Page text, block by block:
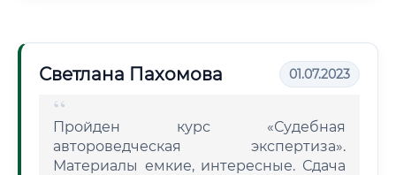
Светлана Пахомова 01.07.2023
Пройден курс «Судебная
автороведческая экспертиза».
Материалы емкие, интересные. Сдача